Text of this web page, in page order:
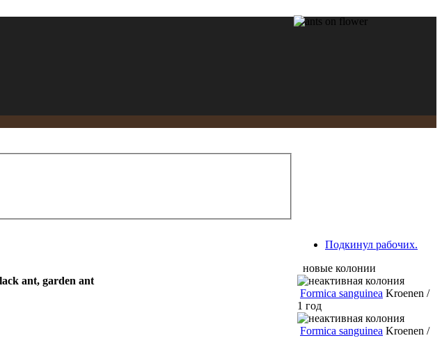
ant, garden ant
Подкинул рабочих.
новые колонии
Formica sanguinea Kroenen /
1 год
Formica sanguinea Kroenen /